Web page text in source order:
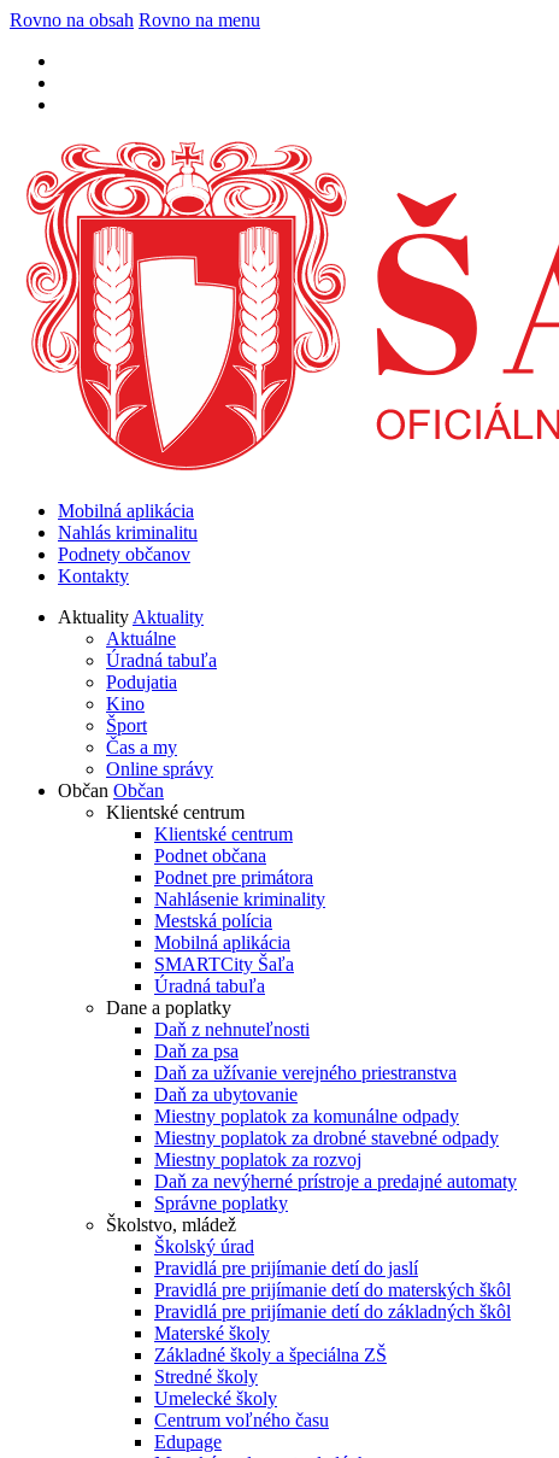
Rovno na obsah Rovno na menu
Mobilná aplikácia
Nahlás kriminalitu
Podnety občanov
Kontakty
AktualityAktuality
Aktuálne
Úradná tabuľa
Podujatia
Kino
Šport
Čas a my
Online správy
Občan Občan
Klientské centrum
Klientské centrum
Podnet občana
Podnet pre primátora
Nahlásenie kriminality
Mestská polícia
Mobilná aplikácia
SMARTCity Šaľa
Úradná tabuľa
Dane a poplatky
Daň z nehnuteľnosti
Daň za psa
Daň za užívanie verejného priestranstva
Daň za ubytovanie
Miestny poplatok za komunálne odpady
Miestny poplatok za drobné stavebné odpady
Miestny poplatok za rozvoj
Daň za nevýherné prístroje a predajné automaty
Správne poplatky
Školstvo, mládež
Školský úrad
Pravidlá pre prijímanie detí do jaslí
Pravidlá pre prijímanie detí do materských škôl
Pravidlá pre prijímanie detí do základných škôl
Materské školy
Základné školy a špeciálna ZŠ
Stredné školy
Umelecké školy
Centrum voľného času
Edupage